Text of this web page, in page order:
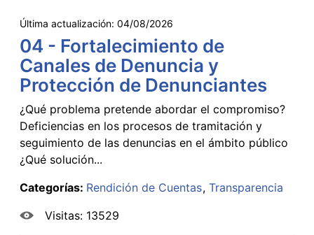
Última actualización: 04/08/2026
04 - Fortalecimiento de
Canales de Denuncia y
Protección de Denunciantes
¿Qué problema pretende abordar el compromiso?
Deficiencias en los procesos de tramitación y
seguimiento de las denuncias en el ámbito público
¿Qué solución...
Categorías: Rendición de Cuentas Transparencia
Visitas: 13529